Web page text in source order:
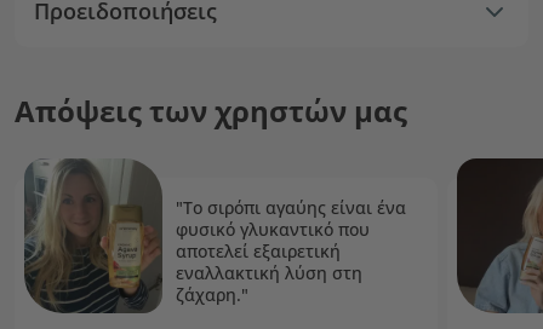
Προειδοποιήσεις
Απόψεις των χρηστών μας
"Το σιρόπι αγαύης είναι ένα
φυσικό γλυκαντικό που
αποτελεί εξαιρετική
εναλλακτική λύση στη
ζάχαρη."